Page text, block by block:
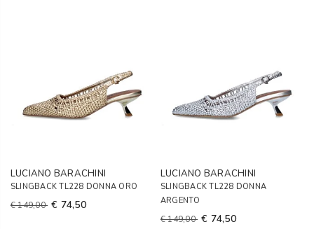
LUCIANO BARACHINI
SLINGBACK TL228 DONNA ORO
€ 149,00 € 74,50
LUCIANO BARACHINI
SLINGBACK TL228 DONNA
ARGENTO
€ 149,00 € 74,50